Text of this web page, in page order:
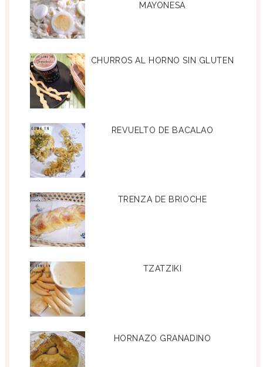
MAYONESA
CHURROS AL HORNO SIN GLUTEN
REVUELTO DE BACALAO
TRENZA DE BRIOCHE
TZATZIKI
HORNAZO GRANADINO